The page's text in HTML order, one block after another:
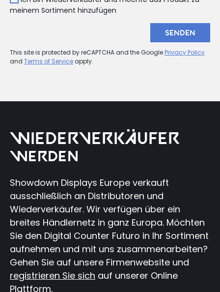
meinem Sortiment hinzufügen
SENDEN
This site is protected by reCAPTCHA and the GooglePrivacy Policy
and Terms of Serviceapply.
WIEDERVERKÄUFER
WERDEN
Showdown Displays Europe verkauft
ausschließlich an Distributoren und
Wiederverkäufer. Wir verfügen über ein
breites Händlernetz in ganz Europa. Möchten
Sie den Digital Counter Futuro in Ihr Sortiment
aufnehmen und mit uns zusammenarbeiten?
Gehen Sie auf unsere Firmenwebsite und
registrieren Sie sich auf unserer Online
Plattform.